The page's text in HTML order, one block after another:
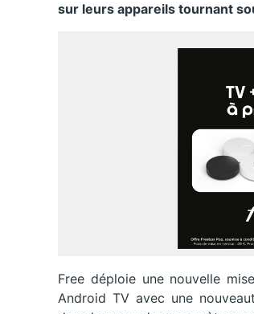
sur leurs appareils tournant
Free déploie une nouvelle
Android TV avec une